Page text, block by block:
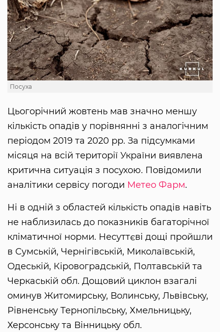
Посуха
Цьогорічний жовтень мав значно меншу
кількість опадів у порівнянні з аналогічним
періодом 2019 та 2020 рр. За підсумками
місяця на всій території України виявлена
критична ситуація з посухою. Повідомили
аналітики сервісу погоди Метео Фарм.
Ні в одній з областей кількість опадів навіть
не наблизилась до показників багаторічної
кліматичної норми. Несуттєві дощі пройшли
в Сумській, Чернігівській, Миколаївській,
Одеській, Кіровоградській, Полтавській та
Черкаській обл. Дощовий циклон взагалі
оминув Житомирську, Волинську, Львівську,
Рівненську Тернопільську, Хмельницьку,
Херсонську та Вінницьку обл.